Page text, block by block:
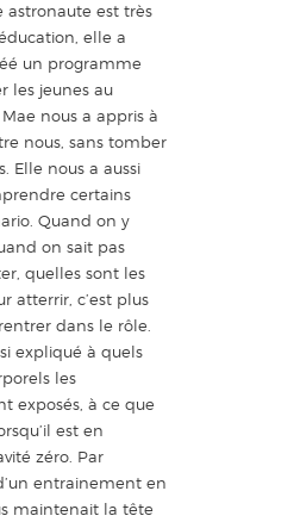
astronaute est très
elle a
un programme
les jeunes au
nous a appris à
nous, sans tomber
Elle nous a aussi
certains
Quand on y
on sait pas
quelles sont les
atterrir, c’est plus
dans le rôle.
expliqué à quels
les
exposés, à ce que
est en
zéro. Par
entrainement en
maintenait la tête